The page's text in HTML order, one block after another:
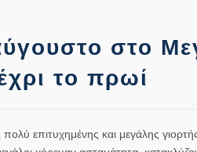
στο
το πρωί
επιτυχημένης και μεγάλης